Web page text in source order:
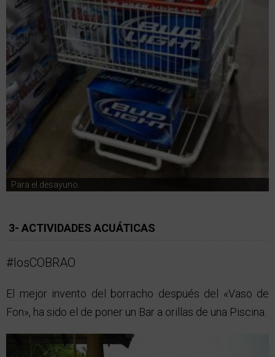
Para el desayuno.
3- ACTIVIDADES ACUÁTICAS
#losCOBRAO
El mejor invento del borracho después del «Vaso de
Fon», ha sido el de poner un Bar a orillas de una Piscina.